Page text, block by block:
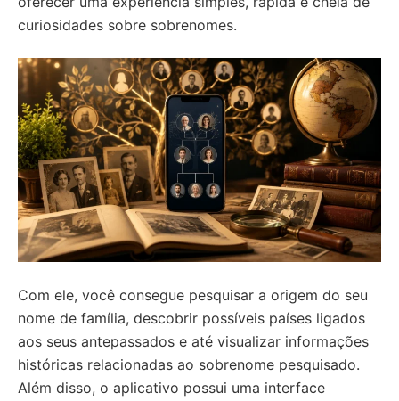
curiosidades sobre sobrenomes.
Com ele, você consegue pesquisar a origem do seu
nome de família, descobrir possíveis países ligados
aos seus antepassados e até visualizar informações
históricas relacionadas ao sobrenome pesquisado.
Além disso, o aplicativo possui uma interface